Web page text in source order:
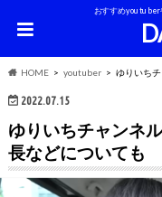
おすすめyoutuber
HOME youtuber ゆりいち
2022.07.15
ゆりいちチャンネ
長などについても